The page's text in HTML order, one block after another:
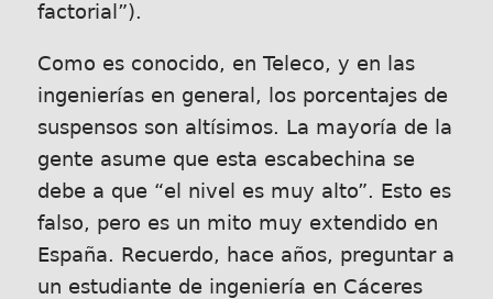
factorial”).
Como es conocido, en Teleco, y en las
ingenierías en general, los porcentajes de
suspensos son altísimos. La mayoría de la
gente asume que esta escabechina se
debe a que “el nivel es muy alto”. Esto es
falso, pero es un mito muy extendido en
España. Recuerdo, hace años, preguntar a
un estudiante de ingeniería en Cáceres